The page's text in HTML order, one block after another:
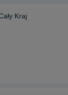
Kraj